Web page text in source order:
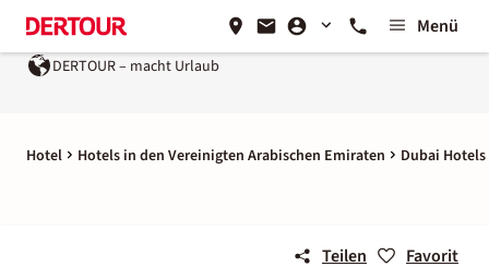
Menü
DERTOUR – macht Urlaub
Hotel Hotels in den Vereinigten Arabischen Emiraten Dubai Hotels
Teilen Favorit